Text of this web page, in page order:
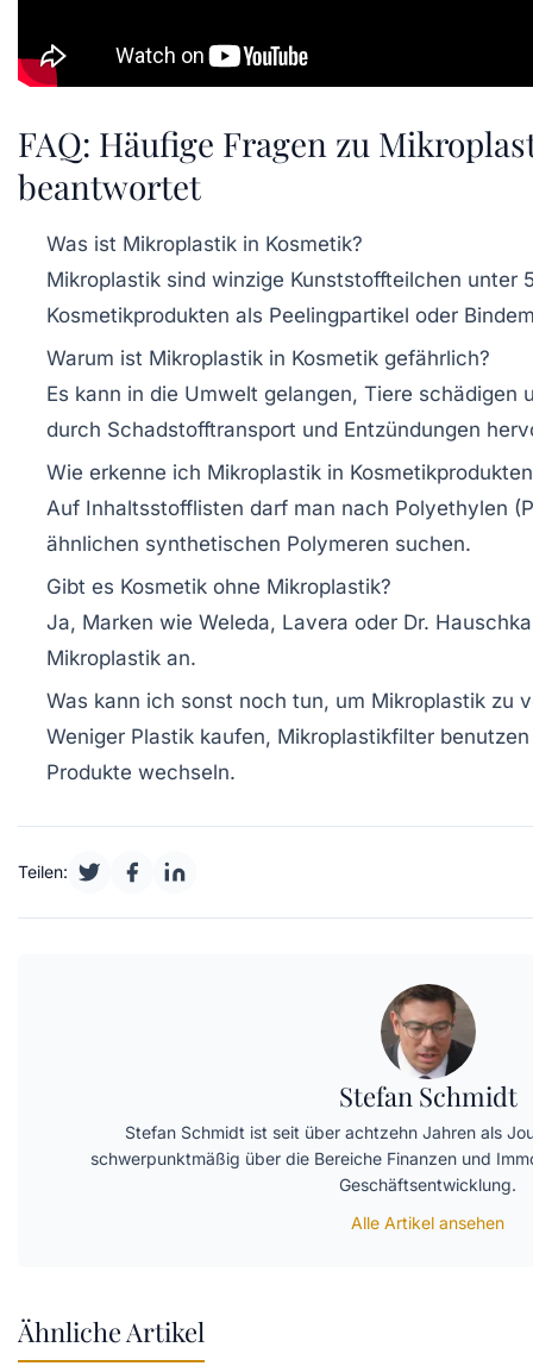
FAQ: Häufige Fragen zu
beantwortet
Was ist Mikroplastik in Kosmetik?
Mikroplastik sind winzige Kunststoffteilchen unter
Kosmetikprodukten als Peelingpartikel oder
Warum ist Mikroplastik in Kosmetik gefährlich?
Es kann in die Umwelt gelangen, Tiere schädigen
durch Schadstofftransport und Entzündungen
Wie erkenne ich Mikroplastik in
Auf Inhaltsstofflisten darf man nach Polyethylen
ähnlichen synthetischen Polymeren suchen.
Gibt es Kosmetik ohne Mikroplastik?
Ja, Marken wie Weleda, Lavera oder Dr.
Mikroplastik an.
Was kann ich sonst noch tun, um Mikroplastik zu
Weniger Plastik kaufen, Mikroplastikfilter
Produkte wechseln.
Teilen:
Stefan Schmidt
Stefan Schmidt ist seit über achtzehn Jahren als
schwerpunktmäßig über die Bereiche Finanzen und
Geschäftsentwicklung.
Alle Artikel ansehen
Ähnliche Artikel